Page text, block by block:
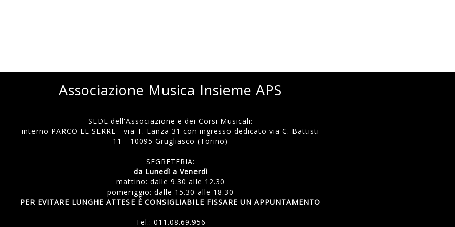
Associazione Musica Insieme APS
SEDE dell'Associazione e dei Corsi Musicali:
interno PARCO LE SERRE - via T. Lanza 31 con ingresso dedicato via C. Battisti
11 - 10095 Grugliasco (Torino)
SEGRETERIA:
da Lunedì a Venerdì
mattino: dalle 9.30 alle 12.30
pomeriggio: dalle 15.30 alle 18.30
PER EVITARE LUNGHE ATTESE È CONSIGLIABILE FISSARE UN APPUNTAMENTO
Tel.: 011.08.69.956